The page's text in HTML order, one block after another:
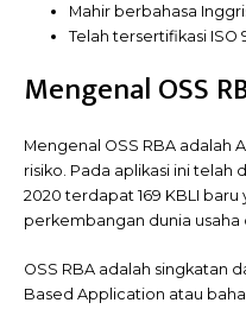
Mahir berbahasa
Telah tersertifikasi ISO
Mengenal OSS
Mengenal OSS RBA adalah
risiko. Pada aplikasi ini telah
2020 terdapat 169 KBLI
perkembangan dunia usaha
OSS RBA adalah singkatan
Based Application atau